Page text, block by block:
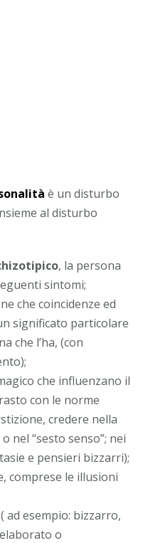
è un disturbo
al disturbo
, la persona
sintomi;
che coincidenze ed
significato particolare
che l’ha, (con
che influenzano il
con le norme
credere nella
nel “sesto senso”; nei
e pensieri bizzarri);
comprese le illusioni
ad esempio: bizzarro,
o